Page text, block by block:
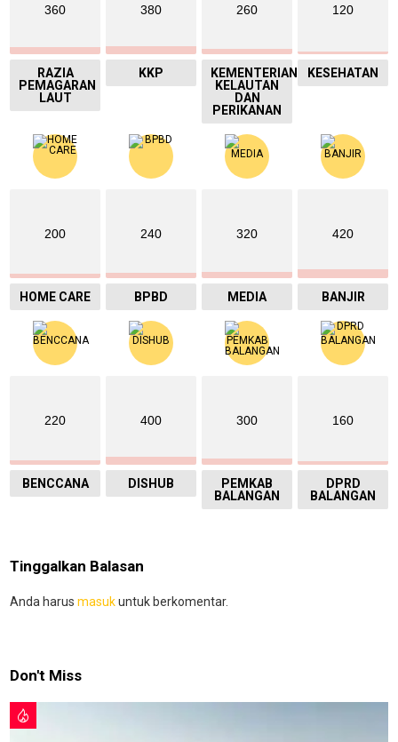
360
RAZIA
PEMAGARAN
LAUT
380
KKP
260
KEMENTERIAN
KELAUTAN
DAN
PERIKANAN
120
KESEHATAN
200
HOME CARE
240
BPBD
320
MEDIA
420
BANJIR
220
BENCCANA
400
DISHUB
300
PEMKAB
BALANGAN
160
DPRD
BALANGAN
Tinggalkan Balasan
Anda harus masukuntuk berkomentar.
Don't Miss